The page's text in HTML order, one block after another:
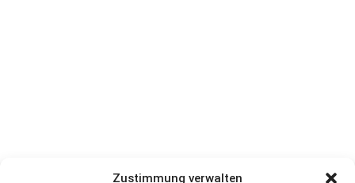
Zustimmung verwalten